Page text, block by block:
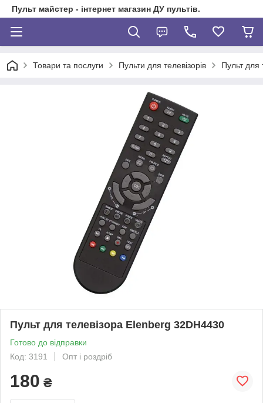
Пульт майстер - інтернет магазин ДУ пультів.
Товари та послуги Пульти для телевізорів Пульт для
Пульт для телевізора Elenberg 32DH4430
Готово до відправки
Код: 3191
Опт і роздріб
180 ₴